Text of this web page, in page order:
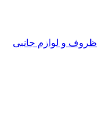
ظروف و لوازم جانبی